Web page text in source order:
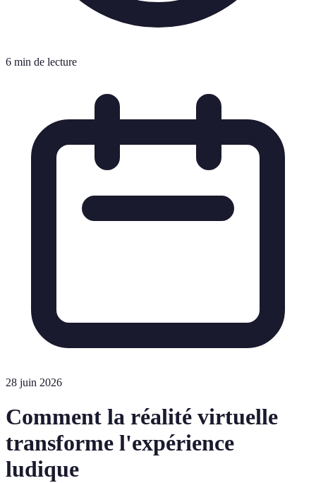
6 min de lecture
28 juin 2026
Comment la réalité virtuelle
transforme l'expérience
ludique